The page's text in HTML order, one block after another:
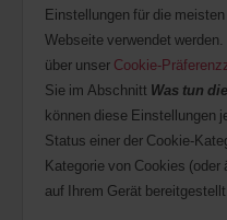
Einstellungen für die
Webseite verwendet
über unser Cookie-
Sie im Abschnitt Was tun
können diese Einstellungen
Status einer der Cookie-
Kategorie von Cookies
auf Ihrem Gerät bereitgestellt.